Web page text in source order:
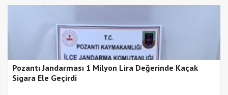
Pozantı Jandarması 1 Milyon Lira Değerinde Kaçak
Sigara Ele Geçirdi